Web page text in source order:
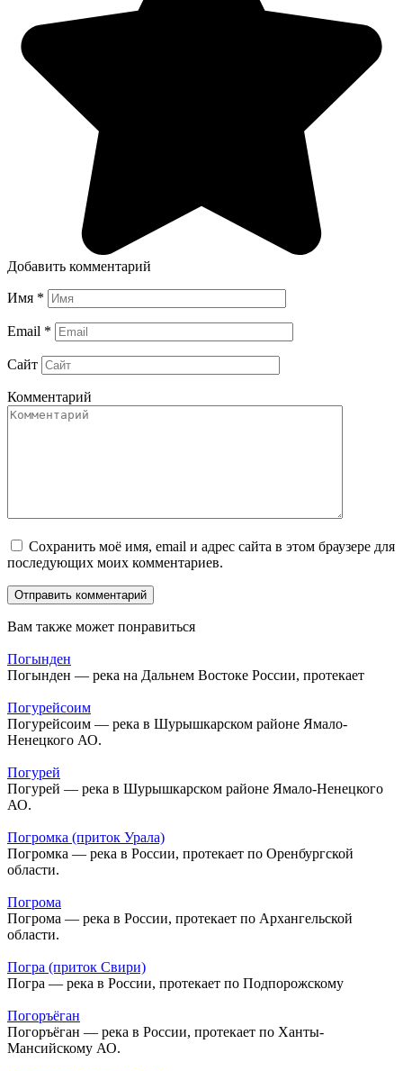
Добавить комментарий
Имя *
Email *
Сайт
Комментарий
Сохранить моё имя, email и адрес сайта в этом браузере для
последующих моих комментариев.
Вам также может понравиться
Погынден
Погынден — река на Дальнем Востоке России, протекает
Погурейсоим
Погурейсоим — река в Шурышкарском районе Ямало-
Ненецкого АО.
Погурей
Погурей — река в Шурышкарском районе Ямало-Ненецкого
АО.
Погромка (приток Урала)
Погромка — река в России, протекает по Оренбургской
области.
Погрома
Погрома — река в России, протекает по Архангельской
области.
Погра (приток Свири)
Погра — река в России, протекает по Подпорожскому
Погоръёган
Погоръёган — река в России, протекает по Ханты-
Мансийскому АО.